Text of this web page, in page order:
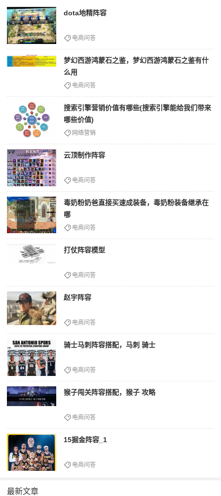
dota地精阵容
电商问答
梦幻西游鸿蒙石之鉴，梦幻西游鸿蒙石之鉴有什
么用
电商问答
搜索引擎营销价值有哪些(搜索引擎能给我们带来
哪些价值)
网络营销
云顶制作阵容
电商问答
毒奶粉奶爸直接买速成装备，毒奶粉装备继承在
哪
电商问答
打仗阵容模型
电商问答
赵宇阵容
电商问答
骑士马刺阵容搭配，马刺 骑士
电商问答
猴子闯关阵容搭配，猴子 攻略
电商问答
15掘金阵容_1
电商问答
最新文章